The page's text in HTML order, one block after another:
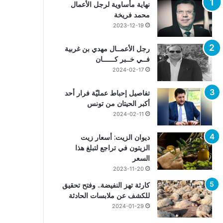
نهاية مأساوية لرجل الأعمال
محمد فريخة
2023-12-19
رجل الأعمــال مهدي بن غربية
فــي خــبر كــــــان
2024-02-17
تفاصيل إحباط عمليّة فرار أحد
أكبر الحيتان من تونس
2024-02-11
ديوان الزيت: أسعار زيت
الزيتون في تراجع لتبلغ هذا
السعر
2023-11-20
كارثة تهز النفيضة.. وفتح تحقيق
للكشف عن ملابسات الحادثة
2024-01-29